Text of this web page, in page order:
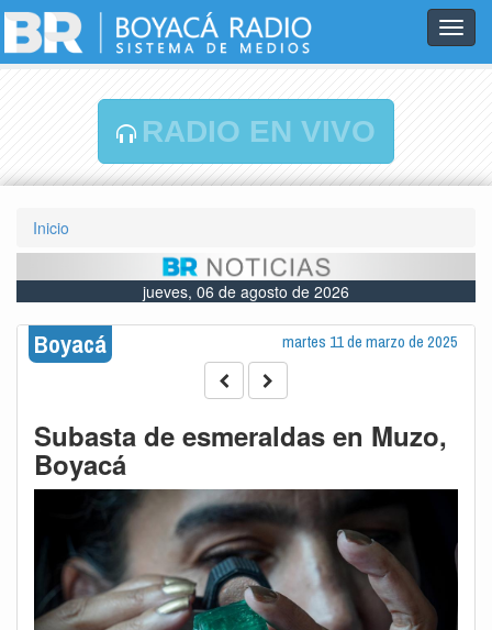
RADIO EN VIVO
Inicio
jueves, 06 de agosto de 2026
Boyacá martes 11 de marzo de 2025
Subasta de esmeraldas en Muzo,
Boyacá